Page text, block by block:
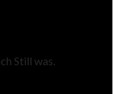
Still was.